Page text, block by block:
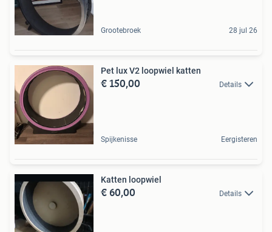
Grootebroek 28 jul 26
Pet lux V2 loopwiel katten
€ 150,00 Details
Spijkenisse Eergisteren
Katten loopwiel
€ 60,00 Details